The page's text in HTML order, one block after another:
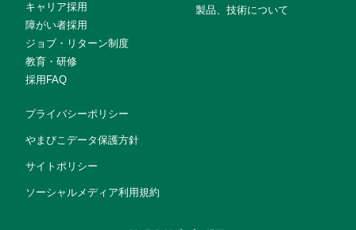
キャリア採用
障がい者採用
ジョブ・リターン制度
教育・研修
採用FAQ
製品、技術について
プライバシーポリシー
やまびこデータ保護方針
サイトポリシー
ソーシャルメディア利用規約